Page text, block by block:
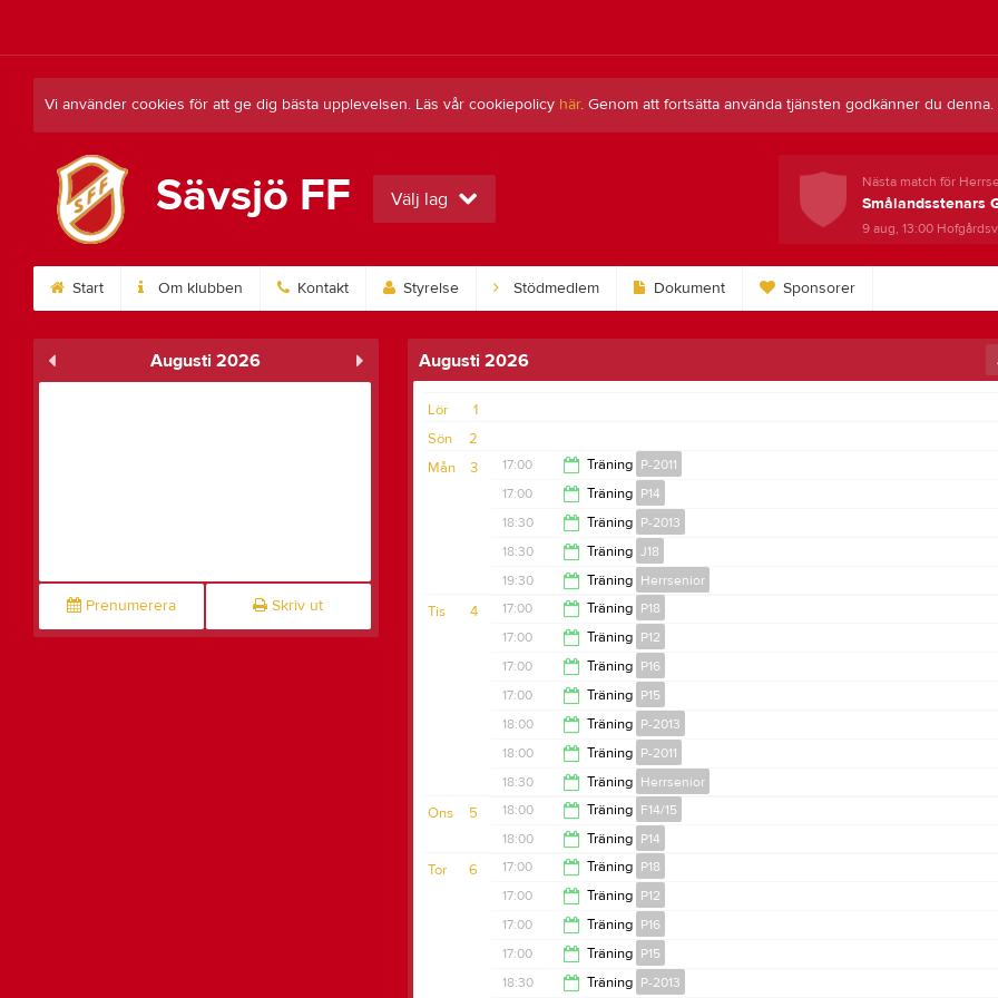
Vi använder cookies för att ge dig bästa upplevelsen. Läs vår cookiepolicy här. Genom att fortsätta använda tjänsten godkänner du denna.
Sävsjö FF Välj lag
Nästa match för
Smålandsstenars
9 aug, 13:00
Start Om klubben Kontakt Styrelse Stödmedlem Dokument Sponsorer
Augusti 2026
Prenumerera Skriv ut
Augusti 2026
1
Lör
2
Sön
3
Mån 17:00 Träning P-2011
18:30
17:00 Träning P14
18:30
18:30 Träning P-2013
20:00
18:30 Träning J18
20:00
19:30 Träning Herrsenior
21:00
4
Tis 17:00 Träning P18
18:30
17:00 Träning P12
18:30
17:00 Träning P16
18:30
17:00 Träning P15
18:30
18:00 Träning P-2013
19:00
18:00 Träning P-2011
20:00
18:30 Träning Herrsenior
20:00
5
Ons 18:00 Träning F14/15
19:15
18:00 Träning P14
19:30
6
Tor 17:00 Träning P18
18:30
17:00 Träning P12
18:30
17:00 Träning P16
18:30
17:00 Träning P15
18:30 Träning P-2013